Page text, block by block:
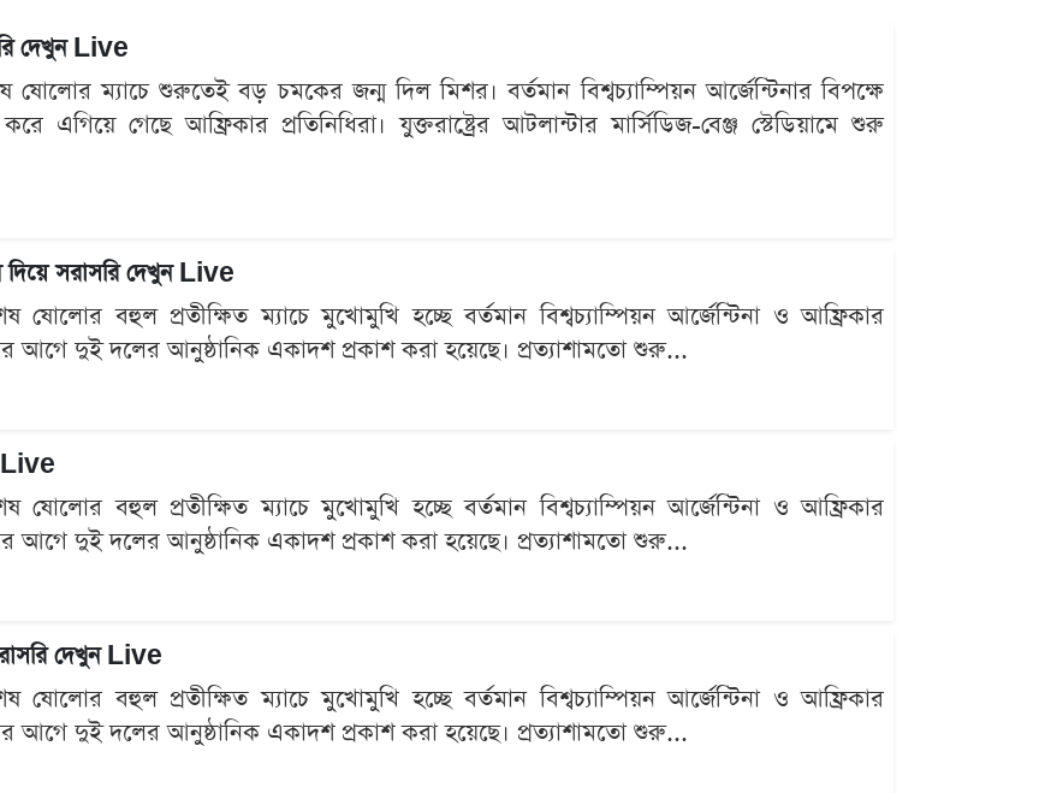
দেখুন Live
ম্যাচে শুরুতেই বড় চমকের জন্ম দিল মিশর। বর্তমান বিশ্বচ্যাম্পিয়ন আর্জেন্টিনার বিপক্ষে
এগিয়ে গেছে আফ্রিকার প্রতিনিধিরা। যুক্তরাষ্ট্রের আটলান্টার মার্সিডিজ-বেঞ্জ স্টেডিয়ামে শুরু
দিয়ে সরাসরি দেখুন Live
বহুল প্রতীক্ষিত ম্যাচে মুখোমুখি হচ্ছে বর্তমান বিশ্বচ্যাম্পিয়ন আর্জেন্টিনা ও আফ্রিকার
আগে দুই দলের আনুষ্ঠানিক একাদশ প্রকাশ করা হয়েছে। প্রত্যাশামতো শুরু...
Live
বহুল প্রতীক্ষিত ম্যাচে মুখোমুখি হচ্ছে বর্তমান বিশ্বচ্যাম্পিয়ন আর্জেন্টিনা ও আফ্রিকার
আগে দুই দলের আনুষ্ঠানিক একাদশ প্রকাশ করা হয়েছে। প্রত্যাশামতো শুরু...
দেখুন Live
বহুল প্রতীক্ষিত ম্যাচে মুখোমুখি হচ্ছে বর্তমান বিশ্বচ্যাম্পিয়ন আর্জেন্টিনা ও আফ্রিকার
আগে দুই দলের আনুষ্ঠানিক একাদশ প্রকাশ করা হয়েছে। প্রত্যাশামতো শুরু...